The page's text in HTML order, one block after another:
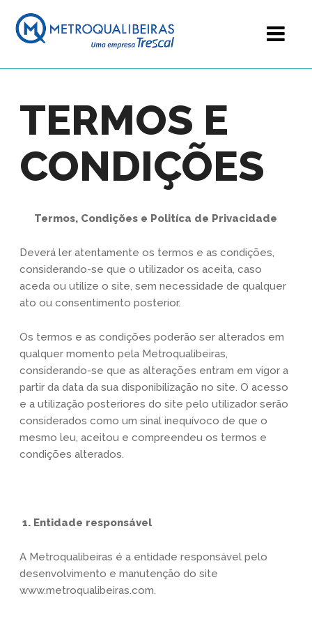
TERMOS E
CONDIÇÕES
Termos, Condições e Politíca de Privacidade
Deverá ler atentamente os termos e as condições,
considerando-se que o utilizador os aceita, caso
aceda ou utilize o site, sem necessidade de qualquer
ato ou consentimento posterior.
Os termos e as condições poderão ser alterados em
qualquer momento pela Metroqualibeiras,
considerando-se que as alterações entram em vigor a
partir da data da sua disponibilização no site. O acesso
e a utilização posteriores do site pelo utilizador serão
considerados como um sinal inequívoco de que o
mesmo leu, aceitou e compreendeu os termos e
condições alterados.
1. Entidade responsável
A Metroqualibeiras é a entidade responsável pelo
desenvolvimento e manutenção do site
www.metroqualibeiras.com.